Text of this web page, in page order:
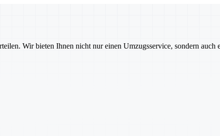
Wir bieten Ihnen nicht nur einen Umzugsservice, sondern